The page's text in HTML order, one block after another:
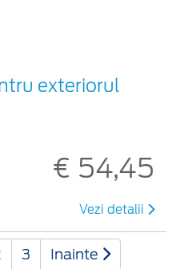
exteriorul
€ 54,45
Vezi detalii
3 Inainte